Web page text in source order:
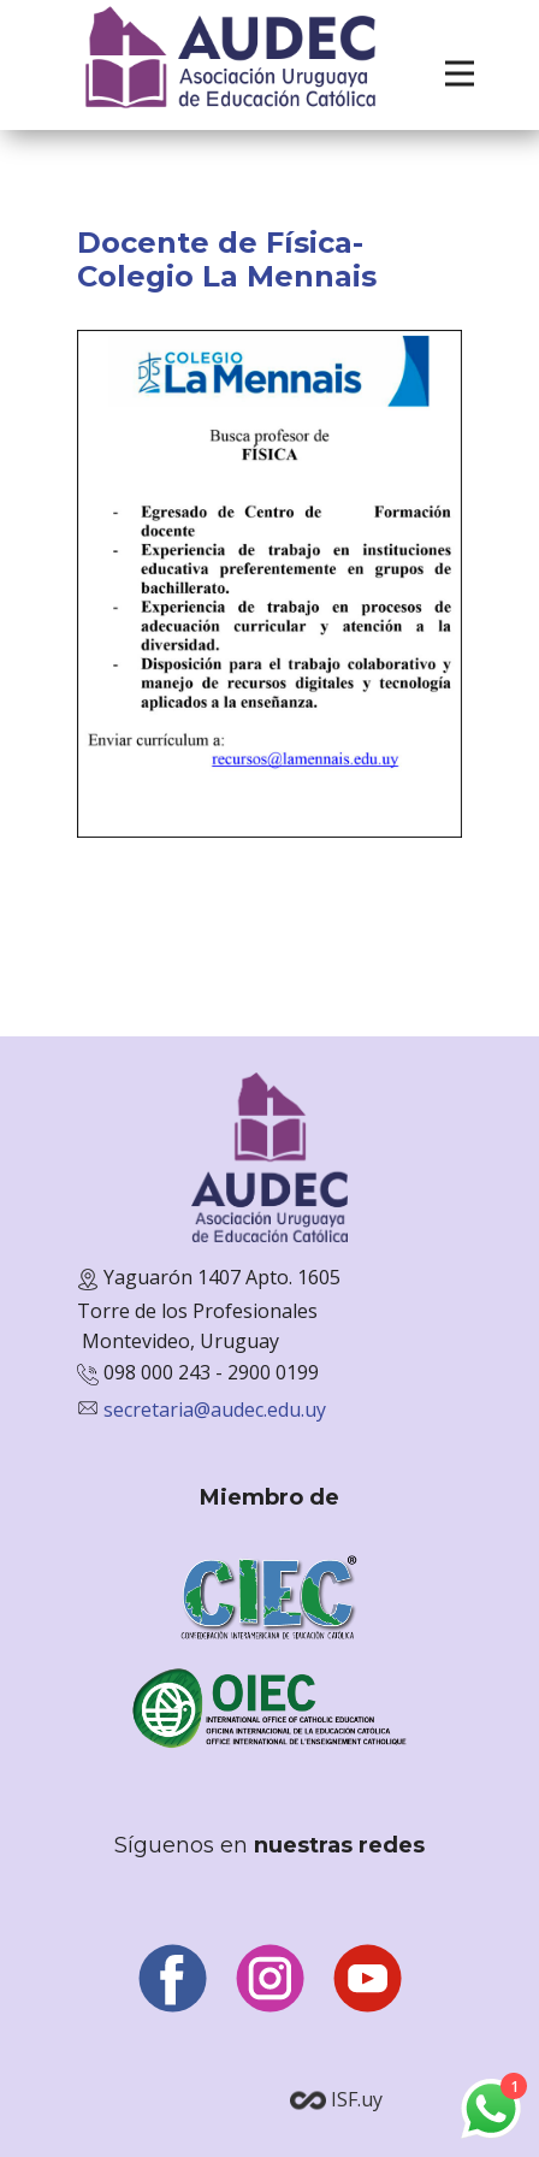
Institucional
Recursos
Docente de Física-
Colegio La Mennais
Yaguarón 1407 Apto. 1605
Torre de los Profesionales
Montevideo, Uruguay
098 000 243 - 2900 0199
secretaria@audec.edu.uy
Miembro de
Síguenos en nuestras redes
ISF.uy 1